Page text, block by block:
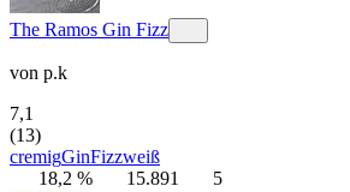
The Ramos Gin Fizz
von p.k
7,1
(13)
cremigGinFizzweiß
18,2 %
15.891 5